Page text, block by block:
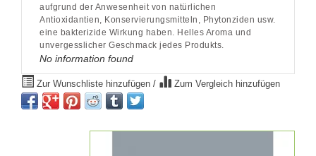
aufgrund der Anwesenheit von natürlichen
Antioxidantien, Konservierungsmitteln, Phytonziden usw.
eine bakterizide Wirkung haben. Helles Aroma und
unvergesslicher Geschmack jedes Produkts.
No information found
Zur Wunschliste hinzufügen / Zum Vergleich hinzufügen